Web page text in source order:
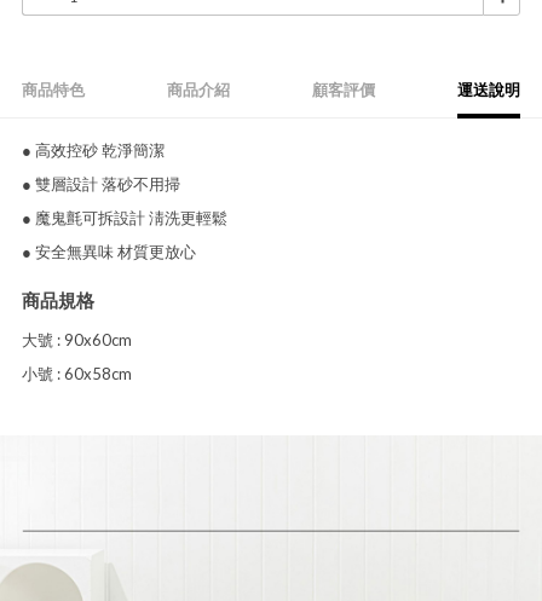
商品特色 商品介紹 顧客評價 運送說明
● 高效控砂 乾淨簡潔
● 雙層設計 落砂不用掃
● 魔鬼氈可拆設計 淸洗更輕鬆
● 安全無異味 材質更放心
商品規格
大號 : 90x60cm
小號 : 60x58cm